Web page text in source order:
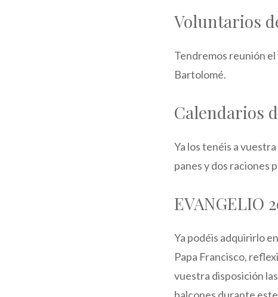
Voluntarios
Tendremos reunión el
Bartolomé.
Calendarios
Ya los tenéis a
panes y dos raciones
EVANGELIO
Ya podéis adquirirlo
Papa Francisco,
vuestra disposición